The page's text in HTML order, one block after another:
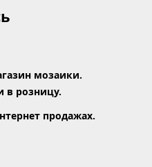
мозаики.
в розницу.
продажах.